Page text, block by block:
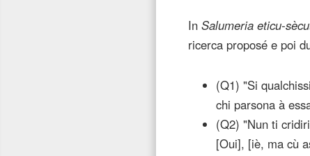
In Salumeria eticu-
ricerca proposé e poi
(Q1) "Si
chi parsona à
(Q2) "Nun ti
[Oui], [iè, ma cù